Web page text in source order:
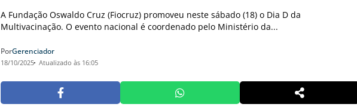
A Fundação Oswaldo Cruz (Fiocruz) promoveu neste sábado (18) o Dia D da
Multivacinação. O evento nacional é coordenado pelo Ministério da...
PorGerenciador
18/10/2025 Atualizado às 16:05